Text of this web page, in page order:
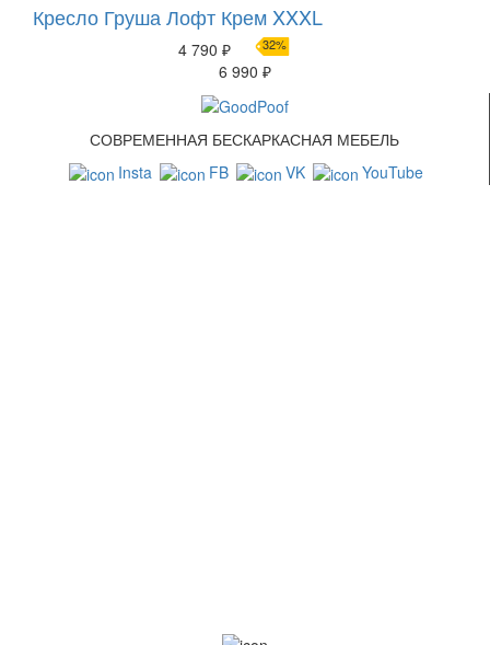
Кресло Груша Лофт Крем XXXL
4 790 ₽ 32%
6 990 ₽
СОВРЕМЕННАЯ БЕСКАРКАСНАЯ МЕБЕЛЬ
Insta
FB VK YouTube